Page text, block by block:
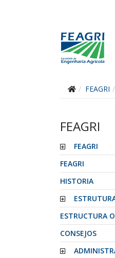
FEAGRI
FEAGRI
FEAGRI
FEAGRI
HISTORIA
ESTRUCTURA
CONSEJOS